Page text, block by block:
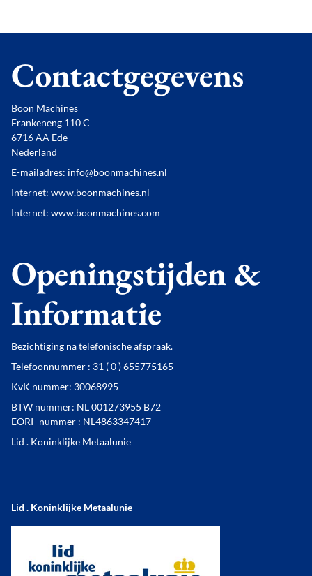
Contactgegevens
Boon Machines
Frankeneng 110 C
6716 AA Ede
Nederland
E-mailadres: info@boonmachines.nl
Internet: www.boonmachines.nl
Internet: www.boonmachines.com
Openingstijden &
Informatie
Bezichtiging na telefonische afspraak.
Telefoonnummer : 31 ( 0 ) 655775165
KvK nummer: 30068995
BTW nummer: NL 001273955 B72
EORI- nummer : NL4863347417
Lid . Koninklijke Metaalunie
Lid . Koninklijke Metaalunie